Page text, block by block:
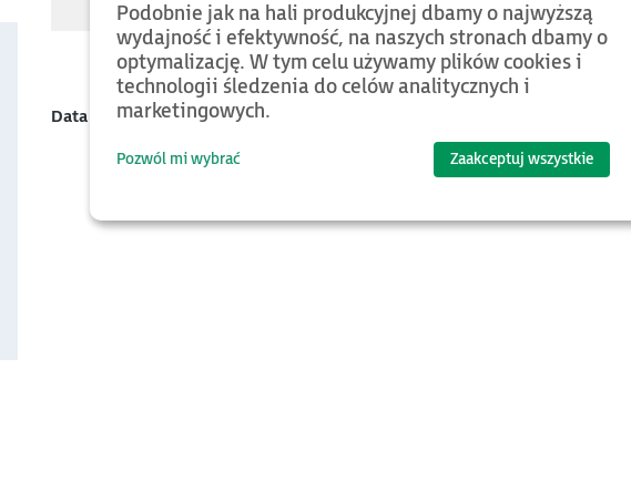
Data mod. Kategoria
Jeśli chcesz znaleźć więcej plików
Podobnie jak na hali produkcyjnej dbamy o najwyższą
wydajność i efektywność, na naszych stronach dbamy o
optymalizację. W tym celu używamy plików cookies i
technologii śledzenia do celów analitycznych i
marketingowych.
Pozwól mi wybrać Zaakceptuj wszystkie